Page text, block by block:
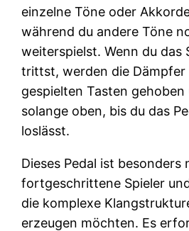
einzelne Töne oder
während du andere Töne
weiterspielst. Wenn du das
trittst, werden die Dämpfer
gespielten Tasten gehoben
solange oben, bis du das
loslässt.
Dieses Pedal ist besonders
fortgeschrittene Spieler
die komplexe
erzeugen möchten. Es